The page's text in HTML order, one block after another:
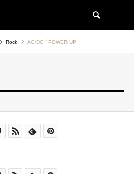
Rock AC/DC「POWER UP」